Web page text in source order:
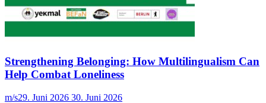
Strengthening Belonging: How Multilingualism Can
Help Combat Loneliness
m/s29. Juni 2026 30. Juni 2026